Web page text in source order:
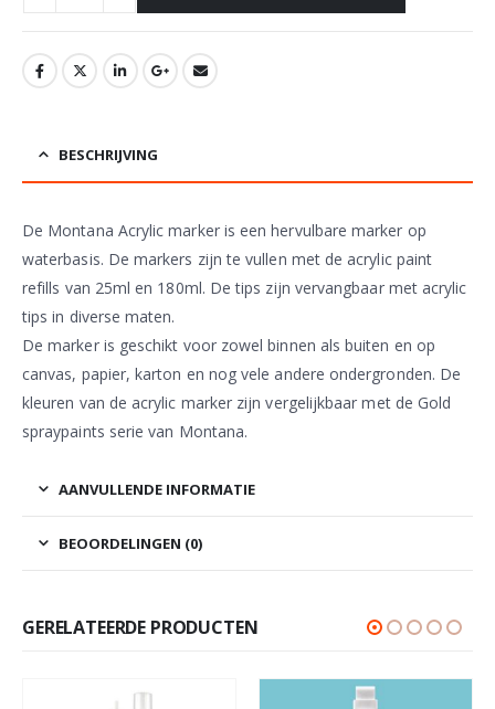
BESCHRIJVING
De Montana Acrylic marker is een hervulbare marker op
waterbasis. De markers zijn te vullen met de acrylic paint
refills van 25ml en 180ml. De tips zijn vervangbaar met acrylic
tips in diverse maten.
De marker is geschikt voor zowel binnen als buiten en op
canvas, papier, karton en nog vele andere ondergronden. De
kleuren van de acrylic marker zijn vergelijkbaar met de Gold
spraypaints serie van Montana.
AANVULLENDE INFORMATIE
BEOORDELINGEN (0)
GERELATEERDE PRODUCTEN